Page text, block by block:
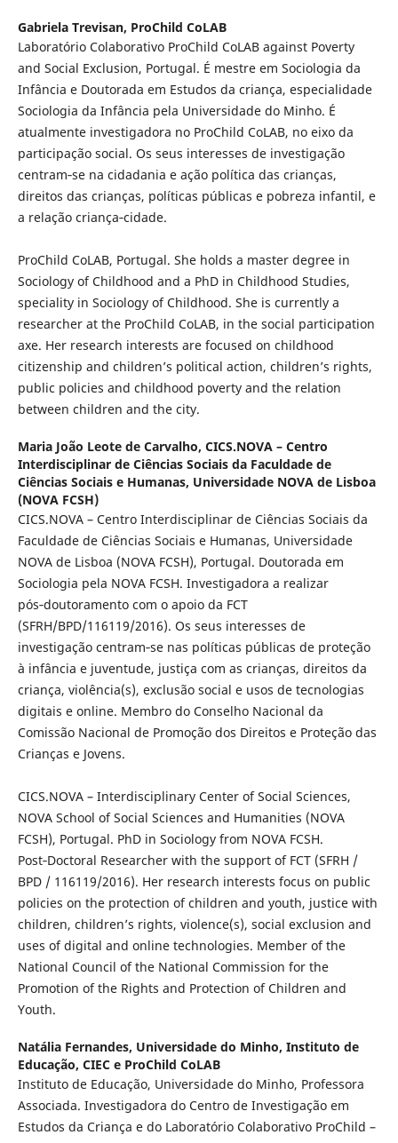
Gabriela Trevisan, ProChild CoLAB
Laboratório Colaborativo ProChild CoLAB against Poverty
and Social Exclusion, Portugal. É mestre em Sociologia da
Infância e Doutorada em Estudos da criança, especialidade
Sociologia da Infância pela Universidade do Minho. É
atualmente investigadora no ProChild CoLAB, no eixo da
participação social. Os seus interesses de investigação
centram‑se na cidadania e ação política das crianças,
direitos das crianças, políticas públicas e pobreza infantil, e
a relação criança‑cidade.
ProChild CoLAB, Portugal. She holds a master degree in
Sociology of Childhood and a PhD in Childhood Studies,
speciality in Sociology of Childhood. She is currently a
researcher at the ProChild CoLAB, in the social participation
axe. Her research interests are focused on childhood
citizenship and children’s political action, children’s rights,
public policies and childhood poverty and the relation
between children and the city.
Maria João Leote de Carvalho, CICS.NOVA – Centro
Interdisciplinar de Ciências Sociais da Faculdade de
Ciências Sociais e Humanas, Universidade NOVA de Lisboa
(NOVA FCSH)
CICS.NOVA – Centro Interdisciplinar de Ciências Sociais da
Faculdade de Ciências Sociais e Humanas, Universidade
NOVA de Lisboa (NOVA FCSH), Portugal. Doutorada em
Sociologia pela NOVA FCSH. Investigadora a realizar
pós‑doutoramento com o apoio da FCT
(SFRH/BPD/116119/2016). Os seus interesses de
investigação centram‑se nas políticas públicas de proteção
à infância e juventude, justiça com as crianças, direitos da
criança, violência(s), exclusão social e usos de tecnologias
digitais e online. Membro do Conselho Nacional da
Comissão Nacional de Promoção dos Direitos e Proteção das
Crianças e Jovens.
CICS.NOVA – Interdisciplinary Center of Social Sciences,
NOVA School of Social Sciences and Humanities (NOVA
FCSH), Portugal. PhD in Sociology from NOVA FCSH.
Post‑Doctoral Researcher with the support of FCT (SFRH /
BPD / 116119/2016). Her research interests focus on public
policies on the protection of children and youth, justice with
children, children’s rights, violence(s), social exclusion and
uses of digital and online technologies. Member of the
National Council of the National Commission for the
Promotion of the Rights and Protection of Children and
Youth.
Natália Fernandes, Universidade do Minho, Instituto de
Educação, CIEC e ProChild CoLAB
Instituto de Educação, Universidade do Minho, Professora
Associada. Investigadora do Centro de Investigação em
Estudos da Criança e do Laboratório Colaborativo ProChild –